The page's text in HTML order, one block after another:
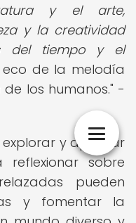
y el arte,
y la creatividad
del tiempo y el
de la melodía
los humanos." -
y apreciar
sobre
pueden
y fomentar la